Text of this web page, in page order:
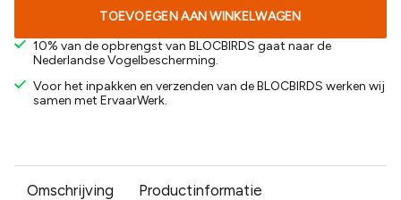
TOEVOEGEN AAN WINKELWAGEN
10% van de opbrengst van BLOCBIRDS gaat naar de
Nederlandse Vogelbescherming.
Voor het inpakken en verzenden van de BLOCBIRDS werken wij
samen met ErvaarWerk.
Omschrijving Productinformatie